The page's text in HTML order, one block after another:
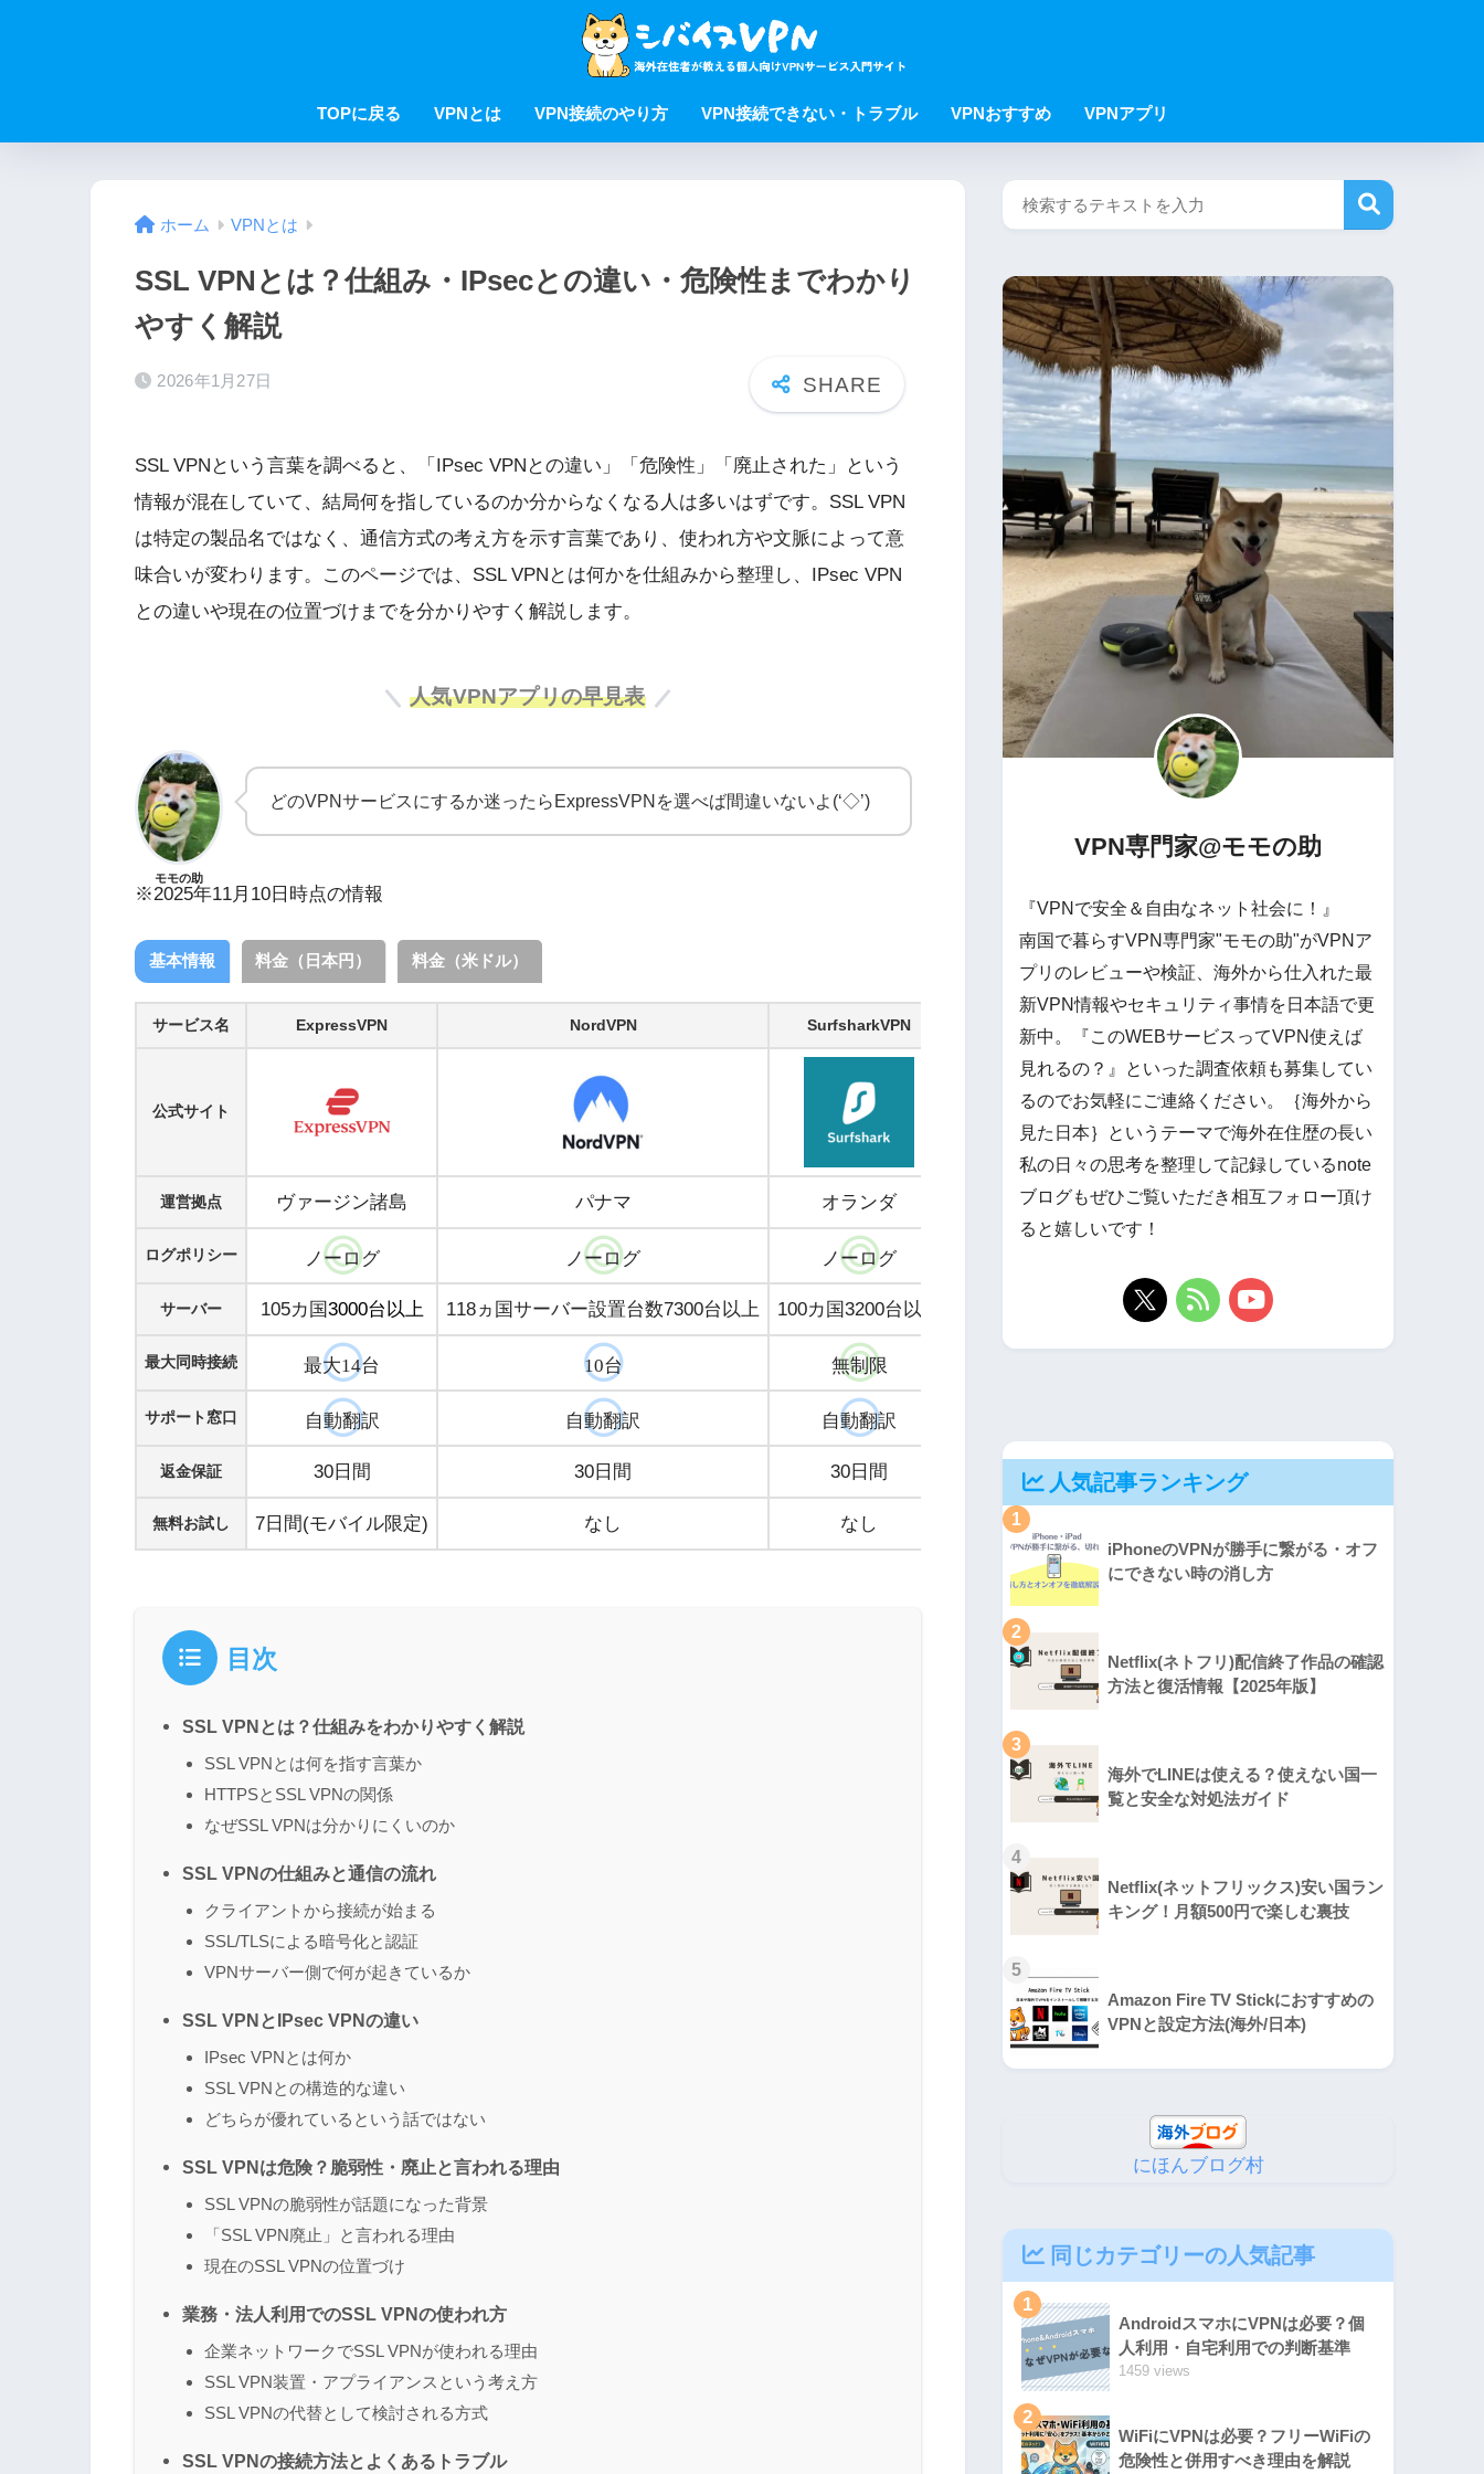
TOPに戻る VPNとは VPN接続のやり方 VPN接続できない・トラブル VPNおすすめ VPNアプリ
ホーム VPNとは
SSL VPNとは？仕組み・IPsecとの違い・危険性までわかり
やすく解説
2026年1月27日
SSL VPNという言葉を調べると、「IPsec VPNとの違い」「危険性」「廃止された」という
情報が混在していて、結局何を指しているのか分からなくなる人は多いはずです。SSL VPN
は特定の製品名ではなく、通信方式の考え方を示す言葉であり、使われ方や文脈によって意
味合いが変わります。このページでは、SSL VPNとは何かを仕組みから整理し、IPsec VPN
との違いや現在の位置づけまでを分かりやすく解説します。
人気VPNアプリの早見表
モモの助
どのVPNサービスにするか迷ったらExpressVPNを選べば間違いないよ(‘◇’)ゞ
※2025年11月10日時点の情報
基本情報 料金（日本円） 料金（米ドル）
サービス名 ExpressVPN NordVPN SurfsharkVPN
公式サイト
運営拠点 ヴァージン諸島 パナマ オランダ
ログポリシー ノーログ ノーログ ノーログ
サーバー 105カ国3000台以上 118ヵ国サーバー設置台数7300台以上 100カ国3200台以上
最大同時接続 最大14台 10台 無制限
サポート窓口 自動翻訳 自動翻訳 自動翻訳
返金保証 30日間 30日間 30日間
無料お試し 7日間(モバイル限定) なし なし
目次
SSL VPNとは？仕組みをわかりやすく解説
SSL VPNとは何を指す言葉か
HTTPSとSSL VPNの関係
なぜSSL VPNは分かりにくいのか
SSL VPNの仕組みと通信の流れ
クライアントから接続が始まる
SSL/TLSによる暗号化と認証
VPNサーバー側で何が起きているか
SSL VPNとIPsec VPNの違い
IPsec VPNとは何か
SSL VPNとの構造的な違い
どちらが優れているという話ではない
SSL VPNは危険？脆弱性・廃止と言われる理由
SSL VPNの脆弱性が話題になった背景
「SSL VPN廃止」と言われる理由
現在のSSL VPNの位置づけ
業務・法人利用でのSSL VPNの使われ方
企業ネットワークでSSL VPNが使われる理由
SSL VPN装置・アプライアンスという考え方
SSL VPNの代替として検討される方式
SSL VPNの接続方法とよくあるトラブル
VPN専門家@モモの助
『VPNで安全＆自由なネット社会に！』
南国で暮らすVPN専門家"モモの助"がVPNア
プリのレビューや検証、海外から仕入れた最
新VPN情報やセキュリティ事情を日本語で更
新中。『このWEBサービスってVPN使えば
見れるの？』といった調査依頼も募集してい
るのでお気軽にご連絡ください。｛海外から
見た日本｝というテーマで海外在住歴の長い
私の日々の思考を整理して記録しているnote
ブログもぜひご覧いただき相互フォロー頂け
ると嬉しいです！
人気記事ランキング
1
iPhoneのVPNが勝手に繋がる・オフ
にできない時の消し方
2
Netflix(ネトフリ)配信終了作品の確認
方法と復活情報【2025年版】
3
海外でLINEは使える？使えない国一
覧と安全な対処法ガイド
4
Netflix(ネットフリックス)安い国ラン
キング！月額500円で楽しむ裏技
5
Amazon Fire TV Stickにおすすめの
VPNと設定方法(海外/日本)
にほんブログ村
同じカテゴリーの人気記事
1
AndroidスマホにVPNは必要？個
人利用・自宅利用での判断基準
1459 views
2
WiFiにVPNは必要？フリーWiFiの
危険性と併用すべき理由を解説